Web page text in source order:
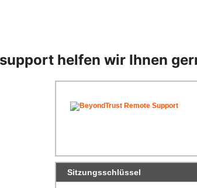
helfen wir Ihnen